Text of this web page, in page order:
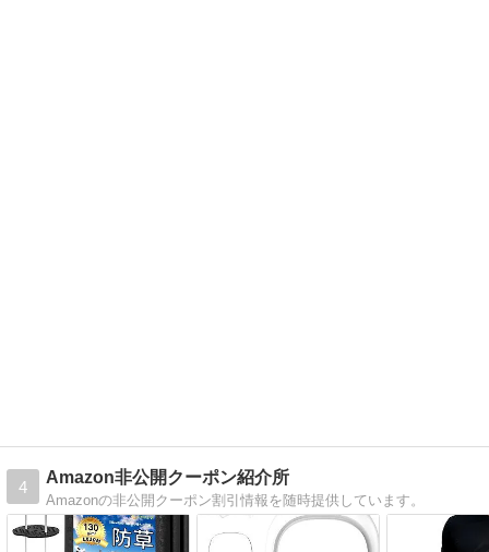
4
Amazon非公開クーポン紹介所
Amazonの非公開クーポン割引情報を随時提供しています。